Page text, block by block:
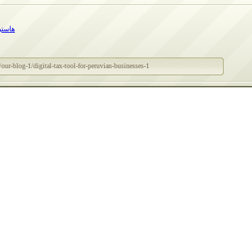
blog-1/digital-tax-tool-for-peruvian-businesses-1